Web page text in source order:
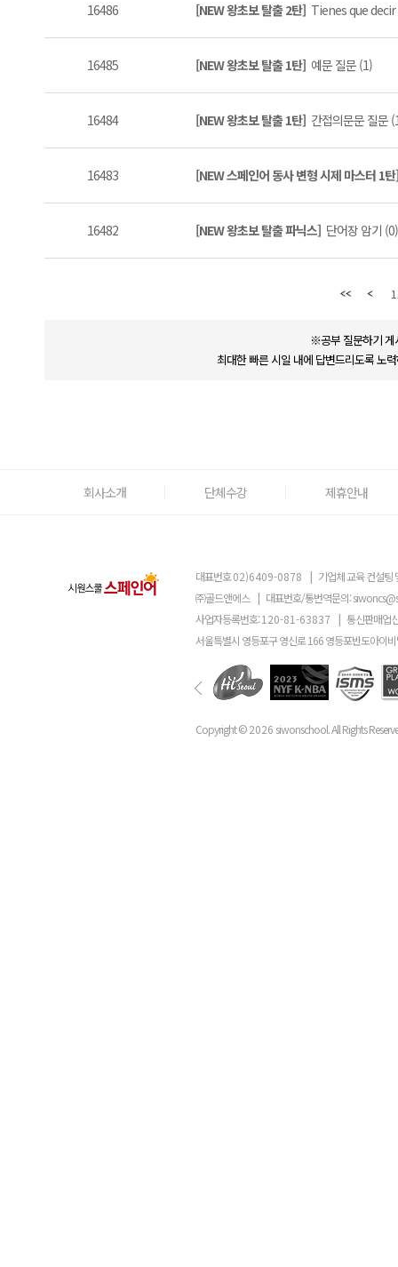
16486 [NEW 왕초보 탈출 2탄] Tienes que
16485 [NEW 왕초보 탈출 1탄] 예문 질문 (1)
16484 [NEW 왕초보 탈출 1탄] 간접의문문 질문
16483 [NEW 스페인어 동사 변형 시제 마스터 1
16482 [NEW 왕초보 탈출 파닉스] 단어장 암기 (0)
※공부 질문하기 게
최대한 빠른 시일 내에 답변드리도록 노
회사소개 단체수강 제휴안내
대표번호02)6409-0878 | 기업체 교육 컨설팅
㈜골드앤에스 | 대표번호/통번역문의:
사업자등록번호:120-81-63837 | 통신판매업
서울특별시 영등포구 영신로 166 영등포반도아이
Copyright ©2026 siwonschool. All Rights